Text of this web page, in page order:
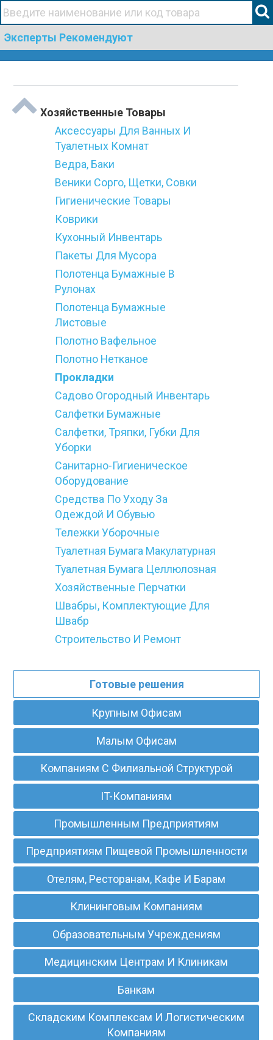
Эксперты Рекомендуют
+38(067)506 44 19
Хозяйственные Товары
Аксессуары Для Ванных И
Туалетных Комнат
Ведра, Баки
Веники Сорго, Щетки, Совки
Гигиенические Товары
Коврики
Кухонный Инвентарь
Пакеты Для Мусора
Полотенца Бумажные В
Рулонах
Полотенца Бумажные
Листовые
Полотно Вафельное
Полотно Нетканое
Прокладки
Садово Огородный Инвентарь
Салфетки Бумажные
Салфетки, Тряпки, Губки Для
Уборки
Санитарно-Гигиеническое
Оборудование
Средства По Уходу За
Одеждой И Обувью
Тележки Уборочные
Туалетная Бумага Макулатурная
Туалетная Бумага Целлюлозная
Хозяйственные Перчатки
Швабры, Комплектующие Для
Швабр
Строительство И Ремонт
Готовые решения
Крупным Офисам
Малым Офисам
Компаниям С Филиальной Структурой
IT-Компаниям
Промышленным Предприятиям
Предприятиям Пищевой Промышленности
Отелям, Ресторанам, Кафе И Барам
Клининговым Компаниям
Образовательным Учреждениям
Медицинским Центрам И Клиникам
Банкам
Складским Комплексам И Логистическим
Компаниям